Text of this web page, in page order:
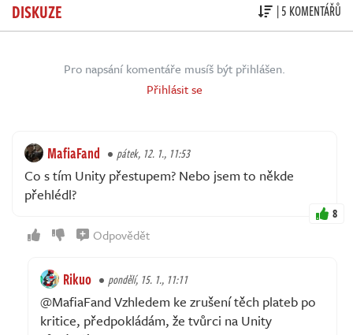
DISKUZE | 5 KOMENTÁŘŮ
Pro napsání komentáře musíš být přihlášen.
Přihlásit se
MafiaFand pátek, 12. 1., 11:53
Co s tím Unity přestupem? Nebo jsem to někde
přehlédl?
8
Odpovědět
Rikuo pondělí, 15. 1., 11:11
@MafiaFand Vzhledem ke zrušení těch plateb po
kritice, předpokládám, že tvůrci na Unity